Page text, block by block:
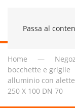
Passa al
Home
bocchette e griglie
alluminio con
250 X 100 DN 70